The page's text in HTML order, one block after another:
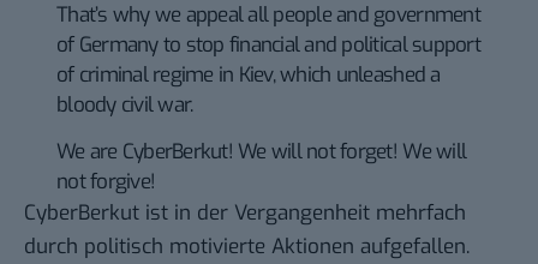
That’s why we appeal all people and government
of Germany to stop financial and political support
of criminal regime in Kiev, which unleashed a
bloody civil war.
We are CyberBerkut! We will not forget! We will
not forgive!
CyberBerkut ist in der Vergangenheit mehrfach
durch politisch motivierte Aktionen aufgefallen.